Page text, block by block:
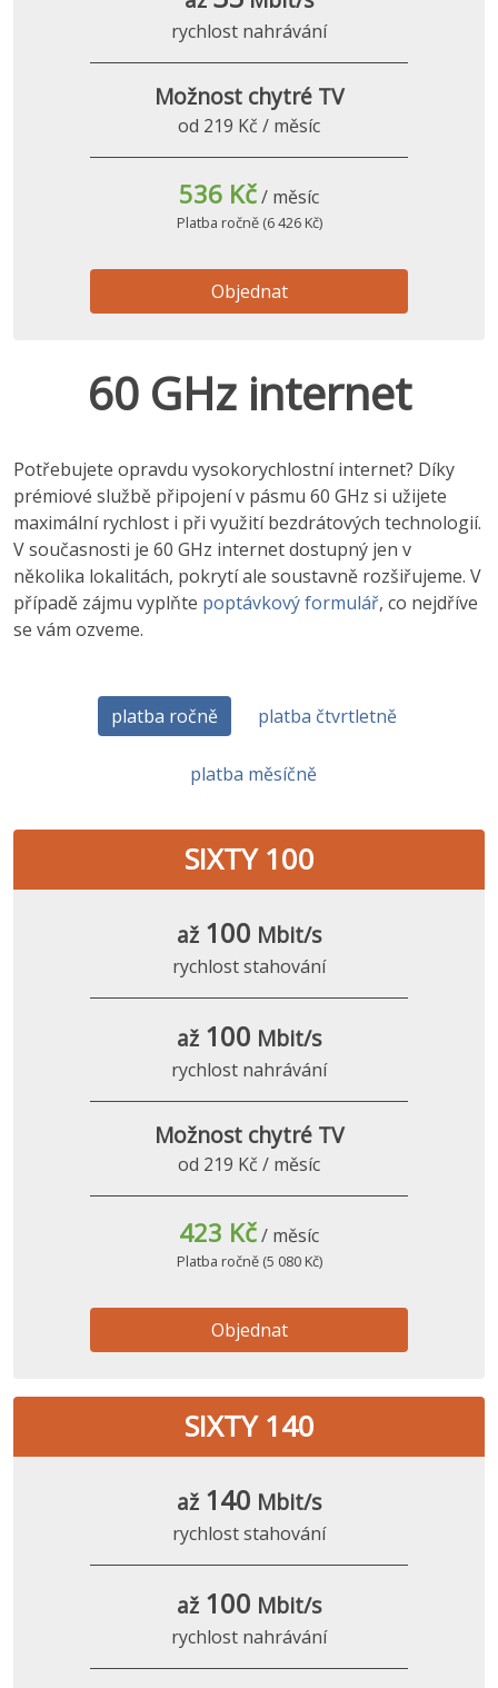
rychlost nahrávání
Možnost chytré TV
od 219 Kč / měsíc
536 Kč/ měsíc
Platba ročně (6 426 Kč)
Objednat
60 GHz internet
Potřebujete opravdu vysokorychlostní internet? Díky
prémiové službě připojení v pásmu 60 GHz si užijete
maximální rychlost i při využití bezdrátových technologií.
V současnosti je 60 GHz internet dostupný jen v
několika lokalitách, pokrytí ale soustavně rozšiřujeme. V
případě zájmu vyplňte poptávkový formulář, co nejdříve
se vám ozveme.
platba ročně platba čtvrtletně
platba měsíčně
SIXTY 100
až 100 Mbit/s
rychlost stahování
až 100 Mbit/s
rychlost nahrávání
Možnost chytré TV
od 219 Kč / měsíc
423 Kč/ měsíc
Platba ročně (5 080 Kč)
Objednat
SIXTY 140
až 140 Mbit/s
rychlost stahování
až 100 Mbit/s
rychlost nahrávání